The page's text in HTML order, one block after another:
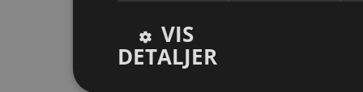
VIS
DETALJER